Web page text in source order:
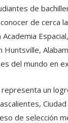
de
de cerca
Huntsville,
del mundo en
representa un
de selección